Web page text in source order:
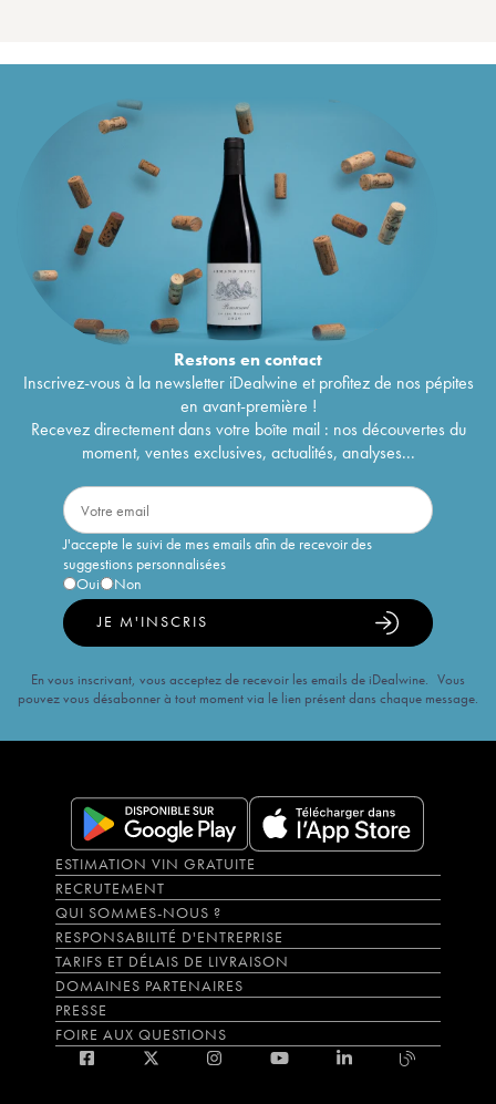
Restons encontact
Inscrivez-vous à la newsletter iDealwine et profitez de nos pépites
en avant-première !
Recevez directement dans votre boîte mail : nos découvertes du
moment, ventes exclusives, actualités, analyses...
J'accepte le suivi de mes emails afin de recevoir des
suggestions personnalisées
Oui
Non
JE M'INSCRIS
En vous inscrivant, vous acceptez de recevoir les emails de iDealwine. Vous
pouvez vous désabonner à tout moment via le lien présent dans chaque message.
ESTIMATION VIN GRATUITE
RECRUTEMENT
QUI SOMMES-NOUS ?
RESPONSABILITÉ D'ENTREPRISE
TARIFS ET DÉLAIS DE LIVRAISON
DOMAINES PARTENAIRES
PRESSE
FOIRE AUX QUESTIONS